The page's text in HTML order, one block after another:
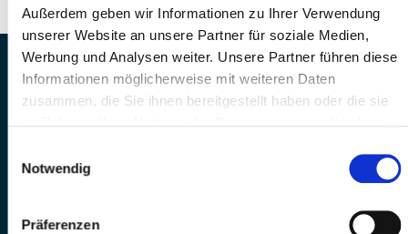
Außerdem geben wir Informationen zu Ihrer Verwendung
unserer Website an unsere Partner für soziale Medien,
Werbung und Analysen weiter. Unsere Partner führen diese
Informationen möglicherweise mit weiteren Daten
zusammen, die Sie ihnen bereitgestellt haben oder die sie
Notwendig
Präferenzen
MS Sports AG • Sonnenrain 3b • CH-6221
Rickenbach
MS Sports folgen